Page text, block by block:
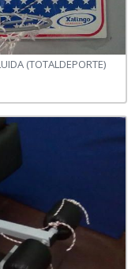
(TOTALDEPORTE)